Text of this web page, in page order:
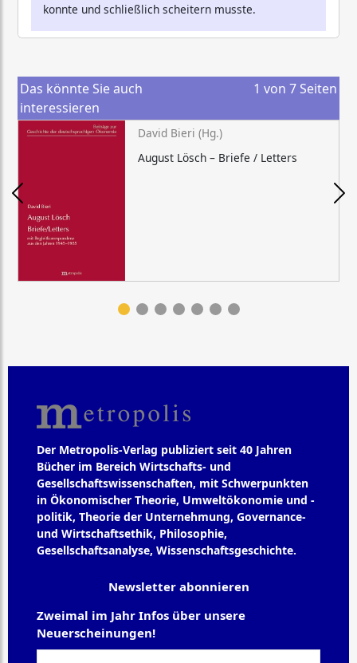
konnte und schließlich scheitern musste.
Das könnte Sie auch
interessieren
1 von 7 Seiten
David Bieri (Hg.)
August Lösch – Briefe / Letters
Der Metropolis-Verlag publiziert seit 40 Jahren
Bücher im Bereich Wirtschafts- und
Gesellschaftswissenschaften, mit Schwerpunkten
in Ökonomischer Theorie, Umweltökonomie und -
politik, Theorie der Unternehmung, Governance-
und Wirtschaftsethik, Philosophie,
Gesellschaftsanalyse, Wissenschaftsgeschichte.
Newsletter abonnieren
Zweimal im Jahr Infos über unsere
Neuerscheinungen!